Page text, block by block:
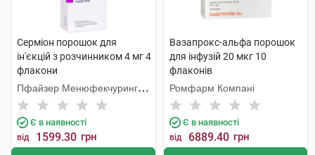
Серміон порошок для
ін'єкцій з розчинником 4 мг 4
флакони
Пфайзер Менюфекчуринг
Бельгія
Є в наявності
від 1599.30 грн
Вазапрокс-альфа порошок
для інфузій 20 мкг 10
флаконів
Ромфарм Компані
Є в наявності
від 6889.40 грн